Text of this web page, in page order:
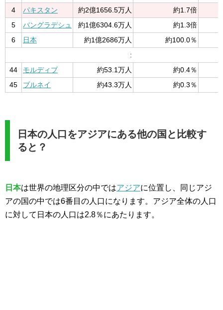
4
パキスタン 約2億1656.5万人
約1.7倍
5
バングラデシュ 約1億6304.6万人
約1.3倍
6
日本 約1億2686万人
約100.0％
:
44
モルディブ 約53.1万人
約0.4％
45
ブルネイ 約43.3万人 約0.3％
日本の人口をアジアにある他の国と比較す
ると？
日本は世界の地理区分の中ではアジアに位置し、同じアジ
アの国の中では6番目の人口になります。アジア全体の人口
に対して日本の人口は2.8％にあたります。